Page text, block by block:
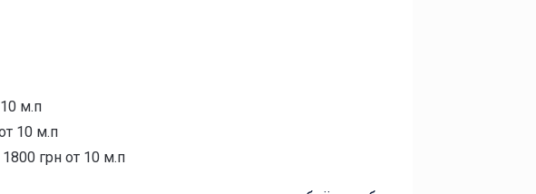
м.п
10 м.п
грн от 10 м.п